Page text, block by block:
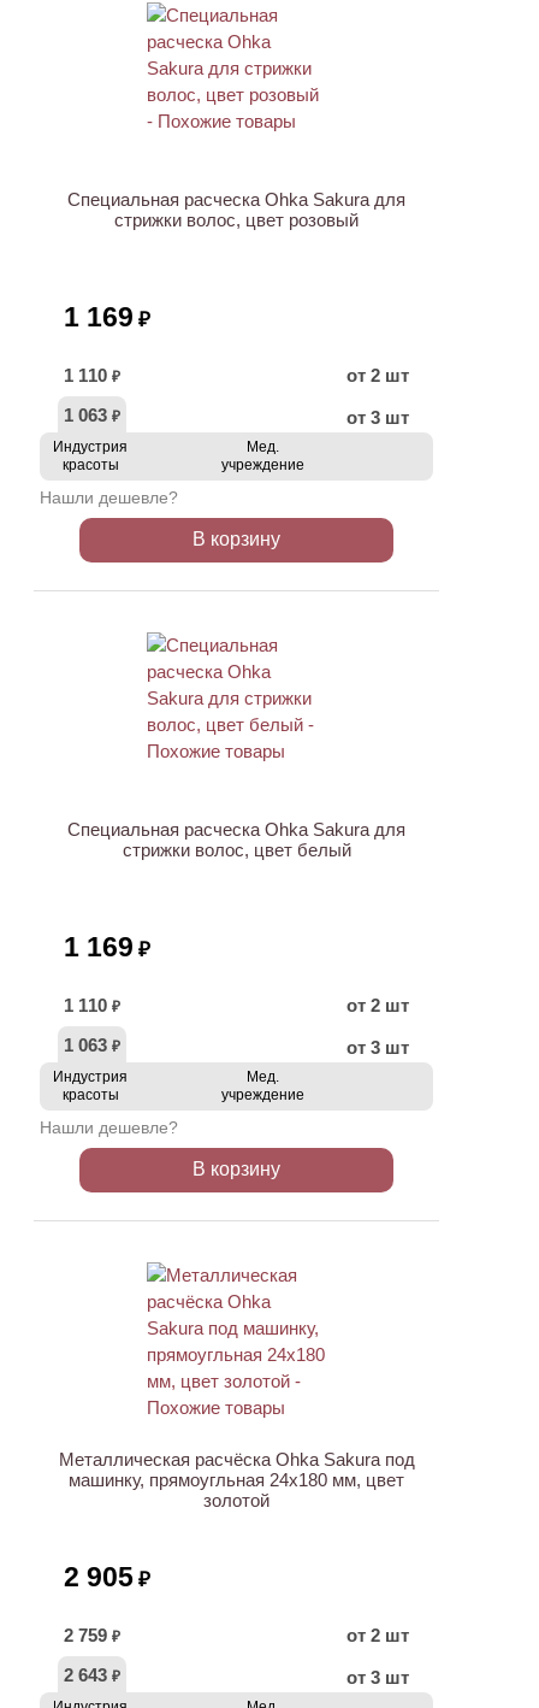
Специальная расческа Ohka Sakura для
стрижки волос, цвет розовый
1 169 ₽
1 110 ₽
от 2 шт
1 063 ₽ от 3 шт
Индустрия
красоты
Мед.
учреждение
Нашли дешевле?
В корзину
Специальная расческа Ohka Sakura для
стрижки волос, цвет белый
1 169 ₽
1 110 ₽
от 2 шт
1 063 ₽ от 3 шт
Индустрия
красоты
Мед.
учреждение
Нашли дешевле?
В корзину
Металлическая расчёска Ohka Sakura под
машинку, прямоугльная 24х180 мм, цвет
золотой
2 905 ₽
2 759 ₽
от 2 шт
2 643 ₽ от 3 шт